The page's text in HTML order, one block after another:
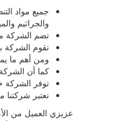
جميع مواد
والجراثيم
تضم الشركة
تقوم الشركة
ومن أهم ما
كما أن
توفر الشركة
تعتبر
عزيزي العميل من